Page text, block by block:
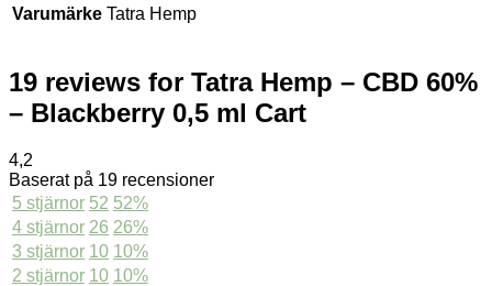
Varumärke Tatra Hemp
19 reviews for Tatra Hemp – CBD 60%
– Blackberry 0,5 ml Cart
4,2
Baserat på 19 recensioner
5 stjärnor 52 52%
4 stjärnor 26 26%
3 stjärnor 10 10%
2 stjärnor 10 10%